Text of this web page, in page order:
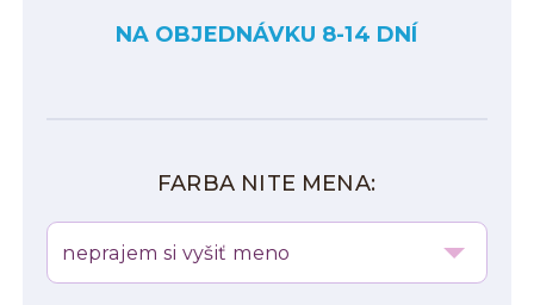
NA OBJEDNÁVKU 8-14 DNÍ
FARBA NITE MENA:
neprajem si vyšiť meno